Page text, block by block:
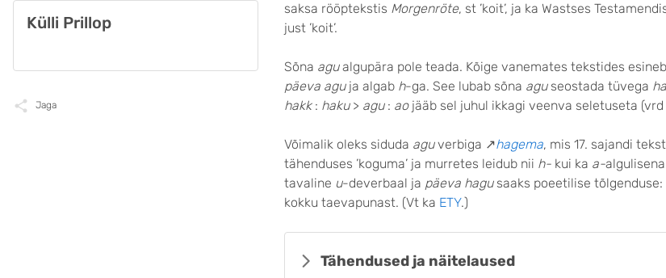
saksa rööptekstis Morgenröte, st ’koit’, ja ka Wastses
just ’koit’.
Sõna agualgupära pole teada. Kõige vanemates tekstides esineb
päeva aguja algab h-ga. See lubab sõna aguseostada tüvega
hakk: haku> agu: aojääb sel juhul ikkagi veenva seletuseta (vrd
Võimalik oleks siduda aguverbiga ↗hagema, mis 17. sajandi
tähenduses ’koguma’ ja murretes leidub nii h- kui ka a-
tavaline u-deverbaal ja päeva hagusaaks poeetilise tõlgenduse:
kokku taevapunast. (Vt ka ETY.)
Tähendused ja näitelaused
Külli Prillop
Jaga